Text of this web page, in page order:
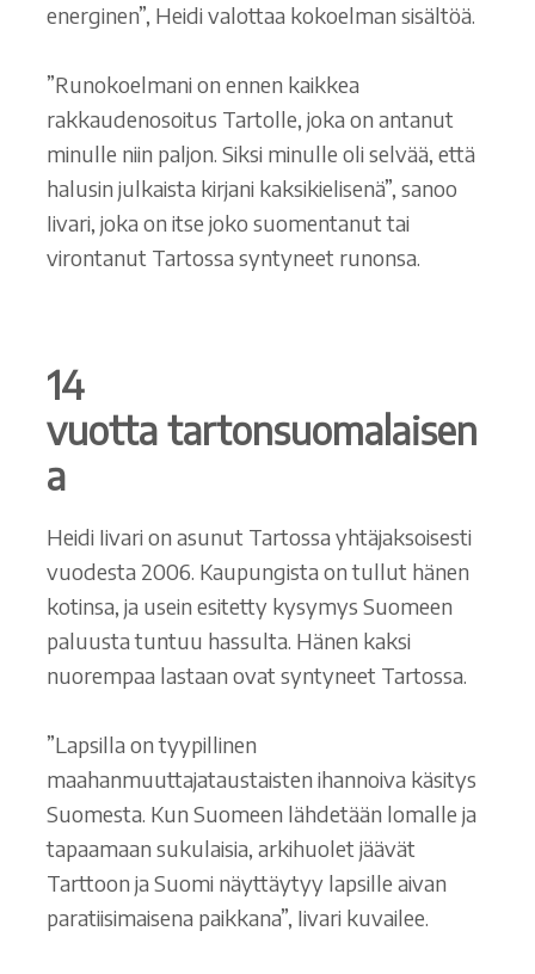
energinen”, Heidi valottaa kokoelman sisältöä.
”Runokoelmani on ennen kaikkea
rakkaudenosoitus Tartolle, joka on antanut
minulle niin paljon. Siksi minulle oli selvää, että
halusin julkaista kirjani kaksikielisenä”, sanoo
Iivari, joka on itse joko suomentanut tai
virontanut Tartossa syntyneet runonsa.
14
vuotta tartonsuomalaisen
a
Heidi Iivari on asunut Tartossa yhtäjaksoisesti
vuodesta 2006. Kaupungista on tullut hänen
kotinsa, ja usein esitetty kysymys Suomeen
paluusta tuntuu hassulta. Hänen kaksi
nuorempaa lastaan ovat syntyneet Tartossa.
”Lapsilla on tyypillinen
maahanmuuttajataustaisten ihannoiva käsitys
Suomesta. Kun Suomeen lähdetään lomalle ja
tapaamaan sukulaisia, arkihuolet jäävät
Tarttoon ja Suomi näyttäytyy lapsille aivan
paratiisimaisena paikkana”, Iivari kuvailee.